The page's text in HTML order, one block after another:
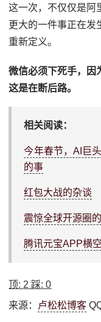
这一次，不仅仅是阿
更大的一件事正在发
重新定义。
微信必须下死手，因
这是在断后路。
相关阅读：
今年春节，AI巨
的事
红包大战的杂谈
震惊全球开源圈
腾讯元宝APP横
顶: 2 踩:0
来源： 卢松松博客